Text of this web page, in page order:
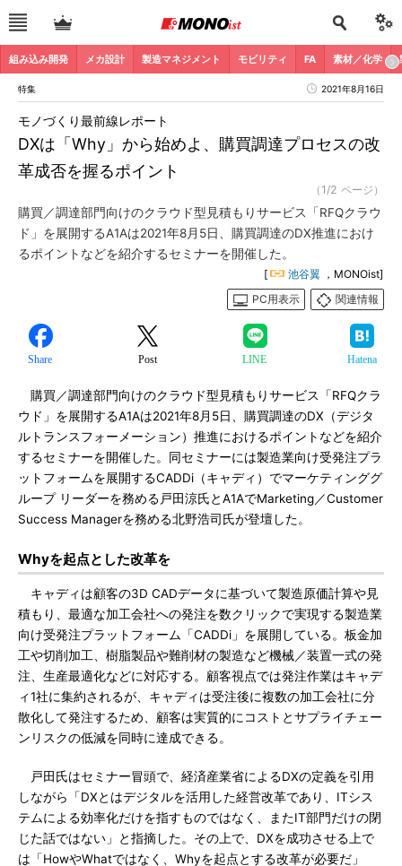
組み込み開発 メカ設計 製造マネジメント モビリティ FA 素材／化学
特集 2021年8月16日
DXは「Why」から始めよ、購買調達プロセスの改
革成否を握るポイント
モノづくり最前線レポート
（1/2 ページ）
購買／調達部門向けのクラウド型見積もりサービス「RFQクラウ
ド」を展開するA1Aは2021年8月5日、購買調達のDX推進におけ
るポイントなどを紹介するセミナーを開催した。
[ 池谷翼 ，MONOist]
PC用表示
関連情報
Share Post LINE Hatena
購買／調達部門向けのクラウド型見積もりサービス「RFQクラ
ウド」を展開するA1Aは2021年8月5日、購買調達のDX（デジタ
ルトランスフォーメーション）推進におけるポイントなどを紹介
するセミナーを開催した。同セミナーには製造業向け受発注プラ
ットフォームを展開するCADDi（キャディ）でマーケティンググ
ループ リーダーを務める戸田涼氏とA1AでMarketing／Customer
Success Managerを務める北野浩司氏が登壇した。
Whyを起点とした改革を
キャディは顧客の3D CADデータに基づいて製造原価計算や見
積もり、最適な加工会社への発注を数クリックで実現する製造業
向け受発注プラットフォーム「CADDi」を展開している。板金加
工や切削加工、樹脂製品や難削材の製造など機械／装置一式の発
注、生産最適化などに対応する。顧客視点では発注作業はキャデ
ィ1社に集約されるが、キャディは受注後に複数の加工会社に分
散化して発注するため、顧客は実質的にコストとサプライチェー
ンリスクの低減を同時に達成できる。
戸田氏はセミナー冒頭で、経済産業省によるDXの定義を引用
しながら「DXとはデジタルを活用した経営改革であり、ITシス
テムによる効率化だけを指すものではなく、またIT部門だけの閉
じた話ではない」と指摘した。その上で、DXを成功させる上で
は「HowやWhatではなく、Whyを起点とする改革が必要だ」